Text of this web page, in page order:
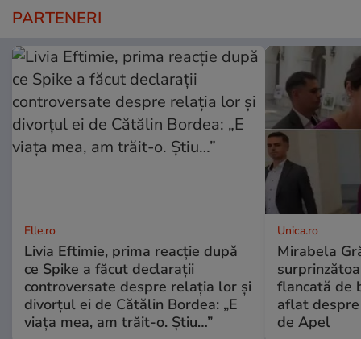
PARTENERI
Elle.ro
Livia Eftimie, prima reacție după
ce Spike a făcut declarații
controversate despre relația lor și
divorțul ei de Cătălin Bordea: „E
viața mea, am trăit-o. Știu…”
Unica.ro
Mirabela
flancată de
aflat
de Apel